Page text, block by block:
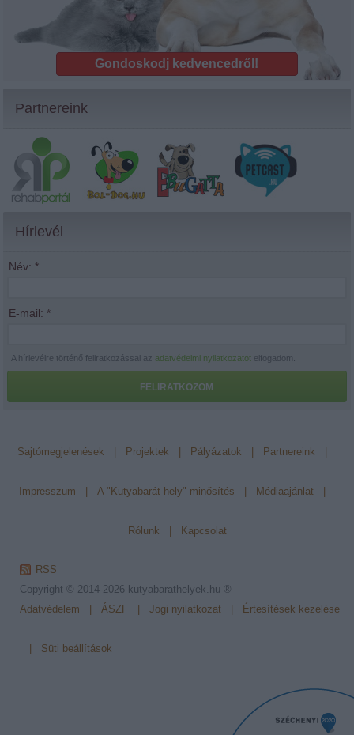
Gondoskodj kedvencedről!
Partnereink
Hírlevél
Név: *
E-mail: *
A hírlevélre történő feliratkozással azadatvédelmi nyilatkozatot elfogadom.
FELIRATKOZOM
Sajtómegjelenések Projektek Pályázatok Partnereink
Impresszum A "Kutyabarát hely" minősítés Médiaajánlat
Rólunk Kapcsolat
RSS
Copyright © 2014-2026 kutyabarathelyek.hu ®
Adatvédelem
ÁSZF Jogi nyilatkozat Értesítések kezelése
Süti beállítások